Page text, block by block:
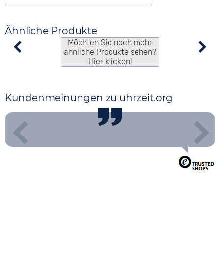
Ähnliche Produkte
Möchten Sie noch mehr
ähnliche Produkte sehen?
Hier klicken!
Kundenmeinungen zu uhrzeit.org